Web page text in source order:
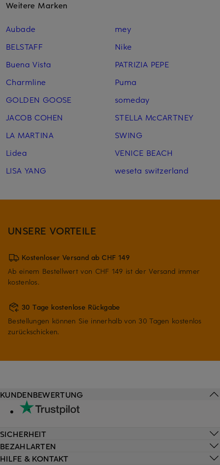
Weitere Marken
Aubade
BELSTAFF
Buena Vista
Charmline
GOLDEN GOOSE
JACOB COHEN
LA MARTINA
Lidea
LISA YANG
mey
Nike
PATRIZIA PEPE
Puma
someday
STELLA McCARTNEY
SWING
VENICE BEACH
weseta switzerland
UNSERE VORTEILE
Kostenloser Versand ab CHF 149
Ab einem Bestellwert von CHF 149 ist der Versand immer
kostenlos.
30 Tage kostenlose Rückgabe
Bestellungen können Sie innerhalb von 30 Tagen kostenlos
zurückschicken.
HILFE & KONTAKT
KUNDENBEWERTUNG
SICHERHEIT
BEZAHLARTEN